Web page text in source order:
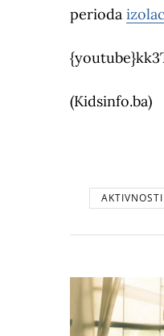
perioda
(Kidsinfo.ba)
AKTIVNOSTI